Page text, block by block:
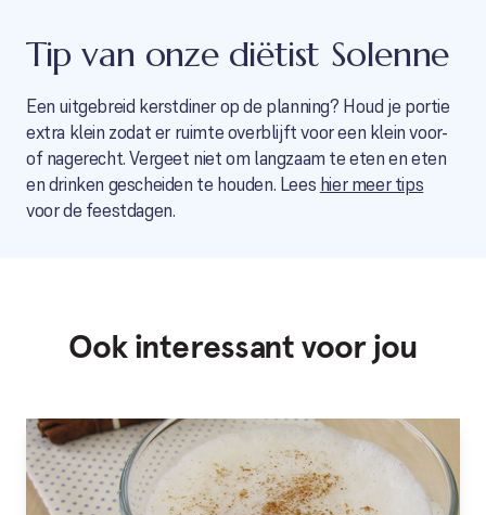
Tip van onze diëtist Solenne
Een uitgebreid kerstdiner op de planning? Houd je portie
extra klein zodat er ruimte overblijft voor een klein voor-
of nagerecht. Vergeet niet om langzaam te eten en eten
en drinken gescheiden te houden. Lees hier meer tips
voor de feestdagen.
Ook interessant voor jou